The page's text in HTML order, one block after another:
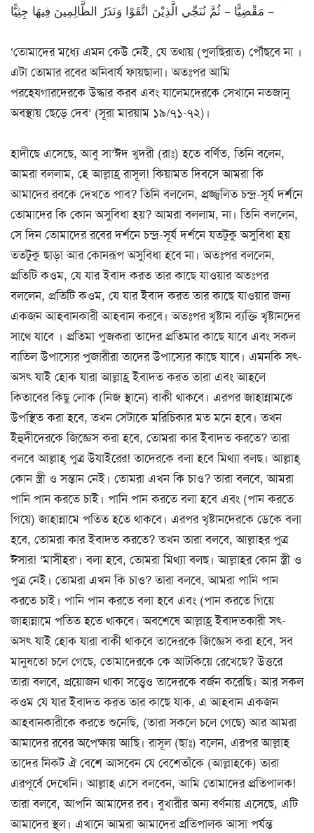
مَقْضِيًّا – ثُمَّ نُنَجِّي الَّذِيْنَ اتَّقَوْا وَنَذَرُ الظَّالِمِينَ فِيهَا جِثِيًّا –
‘তোমাদের মধ্যে এমন কেউ নেই, যে তথায় (পুলছিরাত) পৌঁছবে না ।
এটা তোমার রবের অনিবার্য ফায়ছালা। অতঃপর আমি
পরহেযগারদেরকে উদ্ধার করব এবং যালেমদেরকে সেখানে নতজানু
অবস্থায় ছেড়ে দেব’ (সূরা মারয়াম ১৯/৭১-৭২)।
হাদীছে এসেছে, আবু সা’ঈদ খুদরী (রাঃ) হতে বর্ণিত, তিনি বলেন,
আমরা বললাম, হে আল্লাহ্র রাসূল! কিয়ামত দিবসে আমরা কি
আমাদের রবকে দেখতে পাব? তিনি বললেন, প্রজ্জ্বলিত চন্দ্র-সূর্য দর্শনে
তোমাদের কি কোন অসুবিধা হয়? আমরা বললাম, না। তিনি বললেন,
সে দিন তোমাদের রবের দর্শনে চন্দ্ৰ-সূর্য দর্শনে যতটুকু অসুবিধা হয়
ততটুকু ছাড়া আর কোনরূপ অসুবিধা হবে না। অতঃপর বললেন,
প্রতিটি কওম, যে যার ইবাদ করত তার কাছে যাওয়ার অতঃপর
বললেন, প্রতিটি কওম, যে যার ইবাদ করত তার কাছে যাওয়ার জন্য
একজন আহবানকারী আহবান করবে। অতঃপর খৃষ্টান ব্যক্তি খৃষ্টানদের
সাথে যাবে । প্রতিমা পুজকরা তাদের প্রতিমার কাছে যাবে এবং সকল
বাতিল উপাস্যের পুজারীরা তাদের উপাস্যের কাছে যাবে। এমনকি সৎ-
অসৎ যাই হোক যারা আল্লাহ্র ইবাদত করত তারা এবং আহলে
কিতাবের কিছু লোক (নিজ স্থানে) বাকী থাকবে। এরপর জাহান্নামকে
উপস্থিত করা হবে, তখন সেটাকে মরিচিকার মত মনে হবে। তখন
ইহুদীদেরকে জিজ্ঞেস করা হবে, তোমরা কার ইবাদত করতে? তারা
বলবে আল্লাহ্ পুত্র উযাইরের! তাদেরকে বলা হবে মিথ্যা বলছ। আল্লাহ্
কোন স্ত্রী ও সন্তান নেই। তোমরা এখন কি চাও? তারা বলবে, আমরা
পানি পান করতে চাই। পানি পান করতে বলা হবে এবং (পান করতে
গিয়ে) জাহান্নামে পতিত হতে থাকবে। এরপর খৃষ্টানদেরকে ডেকে বলা
হবে, তোমরা কার ইবাদত করতে? তখন তারা বলবে, আল্লাহর পুত্র
ঈসার! ‘মাসীহর’। বলা হবে, তোমরা মিথ্যা বলছ। আল্লাহর কোন স্ত্রী ও
পুত্র নেই। তোমরা এখন কি চাও? তারা বলবে, আমরা পানি পান
করতে চাই। পানি পান করতে বলা হবে এবং (পান করতে গিয়ে
জাহান্নামে পতিত হতে থাকবে। অবশেষে আল্লাহ্র ইবাদতকারী সৎ-
অসৎ যাই হোক যারা বাকী থাকবে তাদেরকে জিজ্ঞেস করা হবে, সব
মানুষতো চলে গেছে, তোমাদেরকে কে আটকিয়ে রেখেছে? উত্তরে
তারা বলবে, প্রয়োজন থাকা সত্ত্বেও তাদেরকে বর্জন করেছি। আর সকল
কওম যে যার ইবাদত করত তার কাছে যাক, এ আহবান একজন
আহবানকারীকে করতে শুনেছি, (তারা সকলে চলে গেছে) আর আমরা
আমাদের রবের অপেক্ষায় আছি। রাসূল (ছাঃ) বলেন, এরপর আল্লাহ
তাদের নিকট ঐ বেশে আসবেন যে বেশেতাঁকে (আল্লাহকে) তারা
এরপূর্বে দেখেনি। আল্লাহ এসে বলবেন, আমি তোমাদের প্রতিপালক!
তারা বলবে, আপনি আমাদের রব। বুখারীর অন্য বর্ণনায় এসেছে, এটি
আমাদের স্থল। এখানে আমরা আমাদের প্রতিপালক আসা পর্যন্ত